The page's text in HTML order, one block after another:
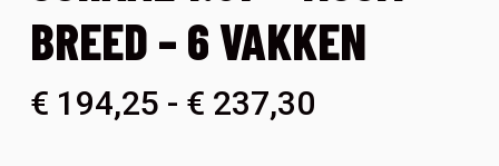
BREED – 6 VAKKEN
€ 194,25 - € 237,30Prijsklasse: